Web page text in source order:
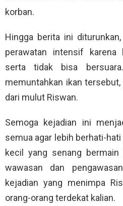
korban.
Hingga berita ini
perawatan intensif karena
serta tidak bisa
memuntahkan ikan
dari mulut Riswan.
Semoga kejadian ini
semua agar lebih berhati-
kecil yang senang bermain
wawasan dan
kejadian yang menimpa
orang-orang terdekat kalian.